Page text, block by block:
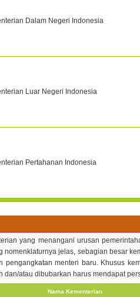
Dalam Negeri Indonesia
Luar Negeri Indonesia
Pertahanan Indonesia
yang menangani urusan
nomenklaturnya jelas, sebagian besar
pengangkatan menteri baru. Khusus
dan/atau dibubarkan harus mendapat
Nama Kementerian